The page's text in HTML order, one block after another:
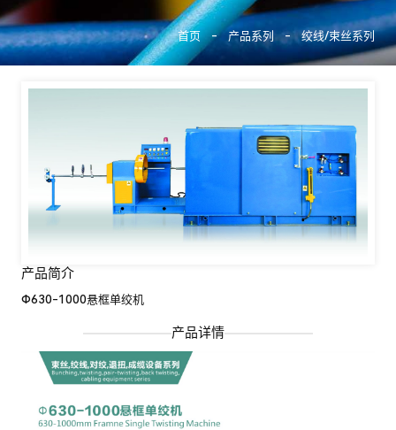
首页 - 产品系列 - 绞线/束丝系列
产品简介
Ф630-1000悬框单绞机
产品详情